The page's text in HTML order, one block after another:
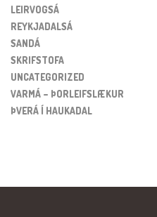
LEIRVOGSÁ
REYKJADALSÁ
SANDÁ
SKRIFSTOFA
UNCATEGORIZED
VARMÁ – ÞORLEIFSLÆKUR
ÞVERÁ Í HAUKADAL